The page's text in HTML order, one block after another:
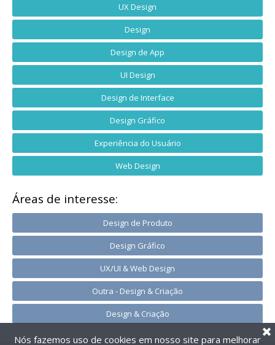
UX Design
Design
Design de App
UI Design
Design de Interface
Design Gráfico
Experiência do Usuário
Web Design
Áreas de interesse:
Design de Produto
Design Gráfico
UX/UI & Web Design
Outra - Design & Criação
Design & Criação
Nós fazemos uso de cookies em nosso site para melhorar